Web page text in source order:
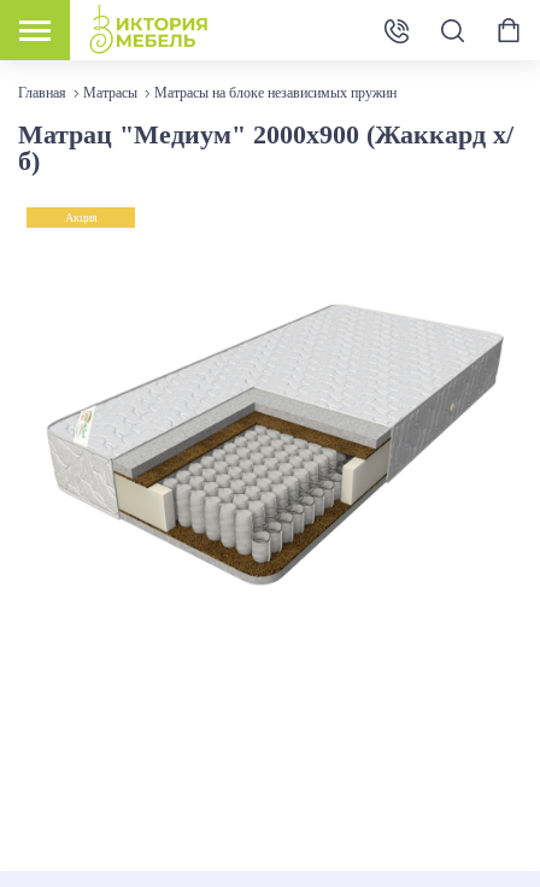
Главная Матрасы Матрасы на блоке независимых пружин
Матрац "Медиум" 2000х900 (Жаккард х/
б)
Акция